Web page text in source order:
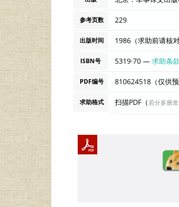
参考页数 229
出版时间 1986（求助前请核
ISBN号 5319·70 —求助条款
PDF编号 810624518（仅供
求助格式 扫描PDF（若分多册